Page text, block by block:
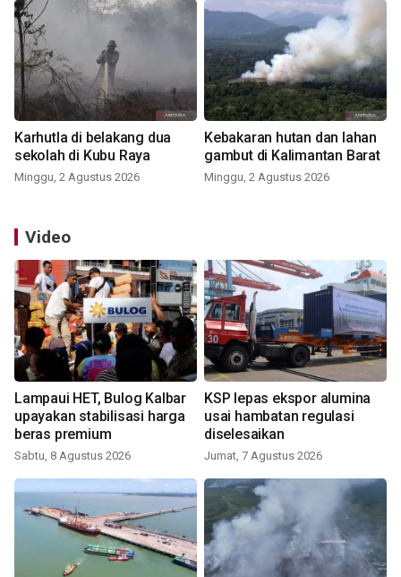
Karhutla di belakang dua
sekolah di Kubu Raya
Minggu, 2 Agustus 2026
Kebakaran hutan dan lahan
gambut di Kalimantan Barat
Minggu, 2 Agustus 2026
Video
Lampaui HET, Bulog Kalbar
upayakan stabilisasi harga
beras premium
Sabtu, 8 Agustus 2026
KSP lepas ekspor alumina
usai hambatan regulasi
diselesaikan
Jumat, 7 Agustus 2026